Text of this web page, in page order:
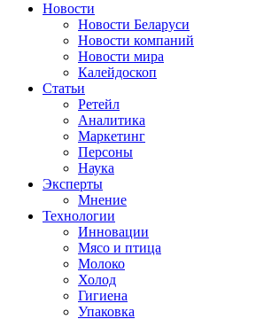
Новости
Новости Беларуси
Новости компаний
Новости мира
Калейдоскоп
Статьи
Ретейл
Аналитика
Маркетинг
Персоны
Наука
Эксперты
Мнение
Технологии
Инновации
Мясо и птица
Молоко
Холод
Гигиена
Упаковка